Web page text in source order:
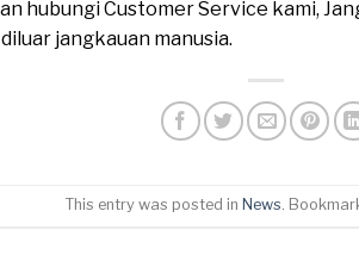
hubungi Customer Service kami,
jangkauan manusia.
This entry was posted in News.